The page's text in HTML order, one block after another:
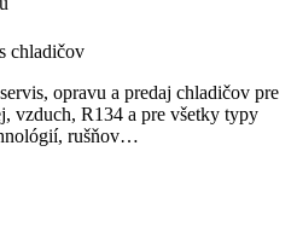
opravu a predaj chladičov pre
vzduch, R134 a pre všetky typy
rušňov…